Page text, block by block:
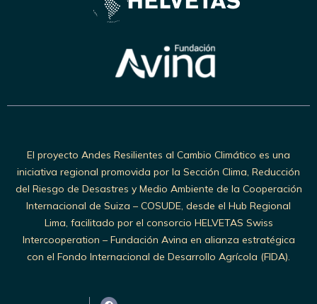
El proyecto Andes Resilientes al Cambio Climático es una
iniciativa regional promovida por la Sección Clima, Reducción
del Riesgo de Desastres y Medio Ambiente de la Cooperación
Internacional de Suiza – COSUDE, desde el Hub Regional
Lima, facilitado por el consorcio HELVETAS Swiss
Intercooperation – Fundación Avina en alianza estratégica
con el Fondo Internacional de Desarrollo Agrícola (FIDA).